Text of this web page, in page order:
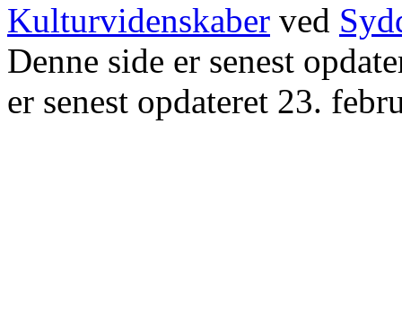
Kulturvidenskaber ved
Denne side er senest
er senest opdateret 23.